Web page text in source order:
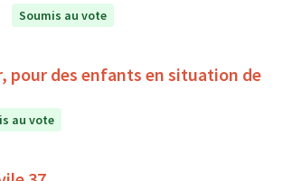
Soumis au vote
pour des enfants en situation de
au vote